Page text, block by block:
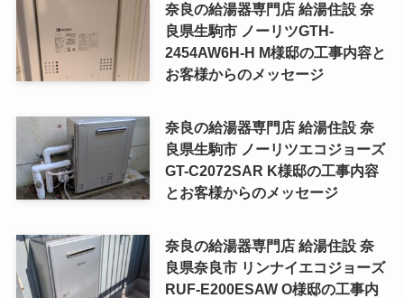
奈良の給湯器専門店 給湯住設 奈
良県生駒市 ノーリツGTH-
2454AW6H-H M様邸の工事内容と
お客様からのメッセージ
奈良の給湯器専門店 給湯住設 奈
良県生駒市 ノーリツエコジョーズ
GT-C2072SAR K様邸の工事内容
とお客様からのメッセージ
奈良の給湯器専門店 給湯住設 奈
良県奈良市 リンナイエコジョーズ
RUF-E200ESAW O様邸の工事内